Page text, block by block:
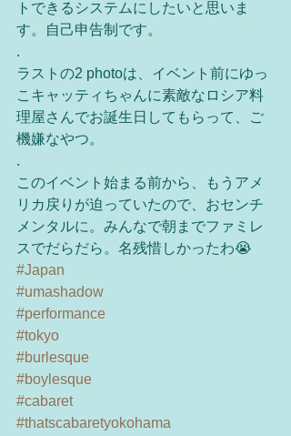
トできるシステムにしたいと思いま
す。自己申告制です。
.
ラストの2 photoは、イベント前にゆっ
こキャッティちゃんに素敵なロシア料
理屋さんでお誕生日してもらって、ご
機嫌なやつ。
.
このイベント始まる前から、もうアメ
リカ戻りが迫っていたので、おセンチ
メンタルに。みんなで朝までファミレ
スでだらだら。名残惜しかったわ😭
#Japan
#umashadow
#performance
#tokyo
#burlesque
#boylesque
#cabaret
#thatscabaretyokohama